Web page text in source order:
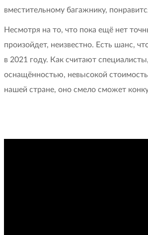
вместительному багажнику,
Несмотря на то, что пока ещё нет
произойдет, неизвестно. Есть шанс,
в 2021 году. Как считают
оснащённостью, невысокой
нашей стране, оно смело сможет